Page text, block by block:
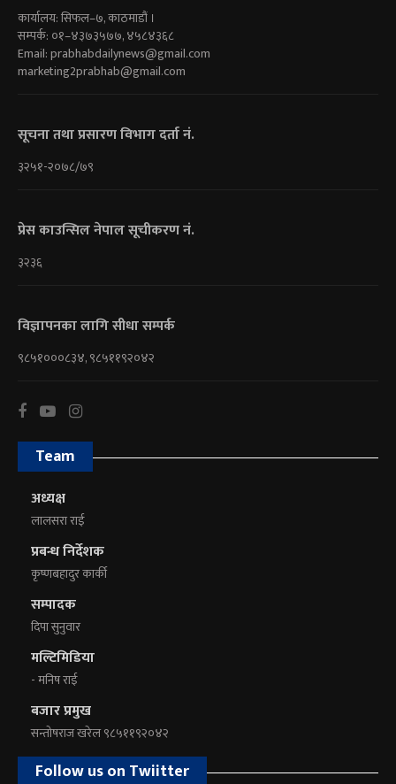
कार्यालय: सिफल–७, काठमाडौं ।
सम्पर्क: ०१–४३७३५७७, ४५८४३६८
Email:prabhabdailynews@gmail.com
marketing2prabhab@gmail.com
सूचना तथा प्रसारण विभाग दर्ता नं.
३२५१-२०७८/७९
प्रेस काउन्सिल नेपाल सूचीकरण नं.
३२३६
विज्ञापनका लागि सीधा सम्पर्क
९८५१०००८३४, ९८५११९२०४२
Team
अध्यक्ष
लालसरा राई
प्रबन्ध निर्देशक
कृष्णबहादुर कार्की
सम्पादक
दिपा सुनुवार
मल्टिमिडिया
- मनिष राई
बजार प्रमुख
सन्तोषराज खरेल ९८५११९२०४२
Follow us on Twiitter